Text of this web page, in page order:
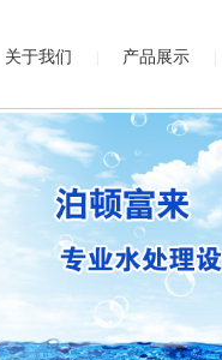
关于我们 产品展示